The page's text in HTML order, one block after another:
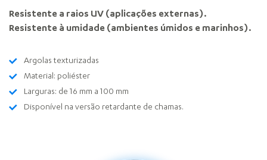
Resistente a raios UV (aplicações externas).
Resistente à umidade (ambientes úmidos e marinhos).
Argolas texturizadas
Material: poliéster
Larguras: de 16 mm a 100 mm
Disponível na versão retardante de chamas.